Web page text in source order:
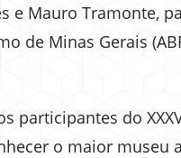
e Mauro Tramonte,
de Minas Gerais
participantes do
o maior museu